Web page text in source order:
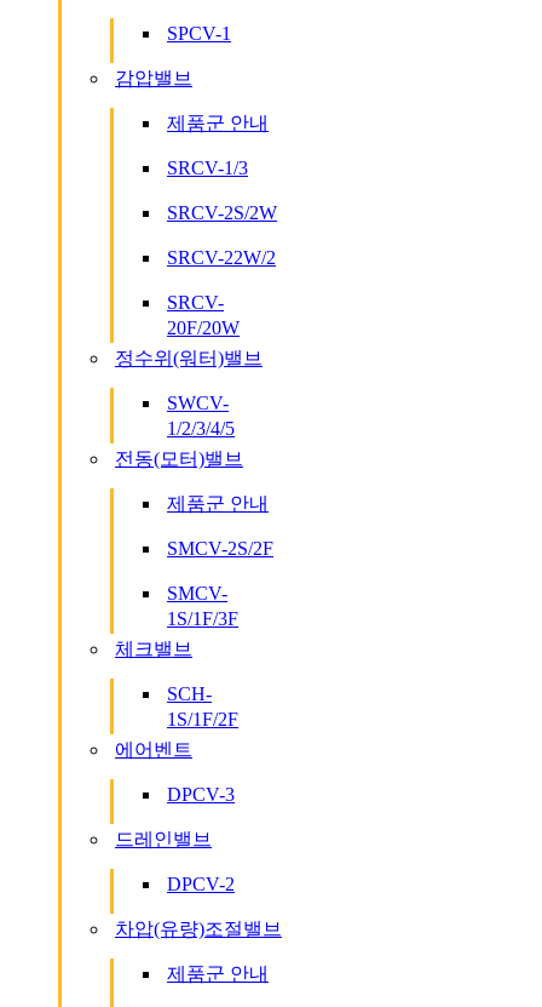
SPCV-1
감압밸브
제품군 안내
SRCV-1/3
SRCV-2S/2W
SRCV-22W/2
SRCV-
20F/20W
정수위(워터)밸브
SWCV-
1/2/3/4/5
전동(모터)밸브
제품군 안내
SMCV-2S/2F
SMCV-
1S/1F/3F
체크밸브
SCH-
1S/1F/2F
에어벤트
DPCV-3
드레인밸브
DPCV-2
차압(유량)조절밸브
제품군 안내